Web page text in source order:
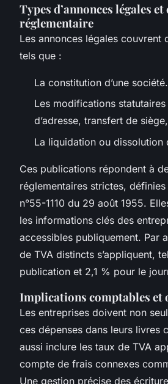
Types d’annonces légales et
réglementaire
Les annonces légales couvrent
tels que :
La constitution d’une société.
Les modifications
d’adresse, transfert de
La liquidation ou dissolution
Ces publications répondent à
réglementaires strictes,
n°55-1110 du 29 août 1955.
les informations clés des
accessibles publiquement. Par
de TVA distincts s’appliquent,
publication et 2,1 % pour le
Implications comptables et
Les entreprises doivent non
ces dépenses dans leurs livres
aussi inclure les taux de TVA
compte de frais connexes
Une gestion précise des